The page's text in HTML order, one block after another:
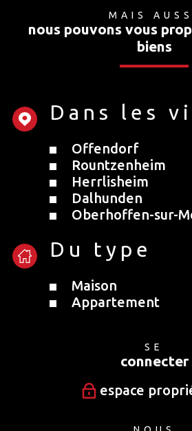
MAIS
nous pouvons vous
biens
Dans les
Offendorf
Rountzenheim
Herrlisheim
Dalhunden
Oberhoffen-sur-
Du type
Maison
Appartement
SE
connecter
espace